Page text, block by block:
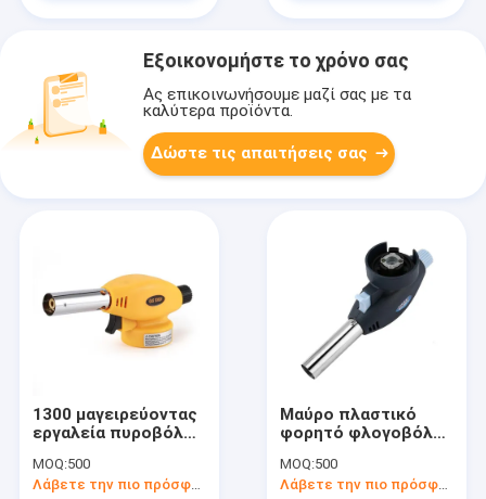
Εξοικονομήστε το χρόνο σας
Ας επικοινωνήσουμε μαζί σας με τα
καλύτερα προϊόντα.
Δώστε τις απαιτήσεις σας
1300 μαγειρεύοντας
εργαλεία πυροβόλων
βουτανίου σομπών
φανών χτυπήματος
MOQ:500
Λάβετε την πιο πρόσφατη τιμή
Μαύρο πλαστικό
φορητό φλογοβόλο
στρατοπέδευσης
βουτανίου 17cm
MOQ:500
Λάβετε την πιο πρόσφατη τιμή